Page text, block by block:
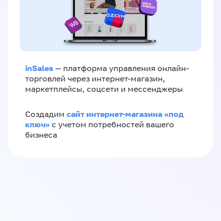
inSales — платформа управления онлайн-
торговлей через интернет-магазин,
маркетплейсы, соцсети и мессенджеры
Создадим сайт интернет-магазина «под
ключ» с учетом потребностей вашего
бизнеса